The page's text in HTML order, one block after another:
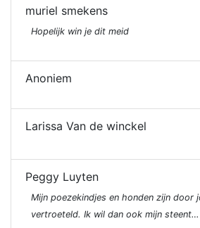
muriel smekens
Hopelijk win je dit meid
Anoniem
Larissa Van de winckel
Peggy Luyten
Mijn poezekindjes en honden zijn door
vertroeteld. Ik wil dan ook mijn steent…